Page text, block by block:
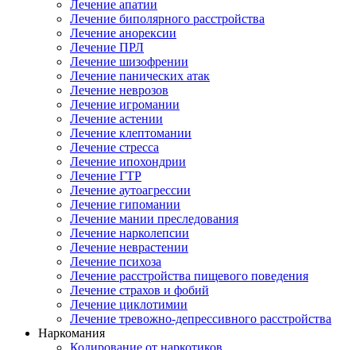
Лечение апатии
Лечение биполярного расстройства
Лечение анорексии
Лечение ПРЛ
Лечение шизофрении
Лечение панических атак
Лечение неврозов
Лечение игромании
Лечение астении
Лечение клептомании
Лечение стресса
Лечение ипохондрии
Лечение ГТР
Лечение аутоагрессии
Лечение гипомании
Лечение мании преследования
Лечение нарколепсии
Лечение неврастении
Лечение психоза
Лечение расстройства пищевого поведения
Лечение страхов и фобий
Лечение циклотимии
Лечение тревожно-депрессивного расстройства
Наркомания
Кодирование от наркотиков